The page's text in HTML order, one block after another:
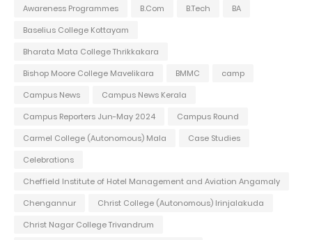
Awareness Programmes
B.Com B.Tech
BA
Baselius College Kottayam
Bharata Mata College Thrikkakara
Bishop Moore College Mavelikara
BMMC
camp
Campus News
Campus News Kerala
Campus Reporters Jun-May 2024
Campus Round
Carmel College (Autonomous) Mala
Case Studies
Celebrations
Cheffield Institute of Hotel Management and Aviation Angamaly
Chengannur
Christ College (Autonomous) Irinjalakuda
Christ Nagar College Trivandrum